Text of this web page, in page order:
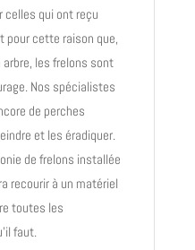
celles qui ont reçu
pour cette raison que,
arbre, les frelons sont
Nos spécialistes
de perches
et les éradiquer.
de frelons installée
recourir à un matériel
toutes les
faut.